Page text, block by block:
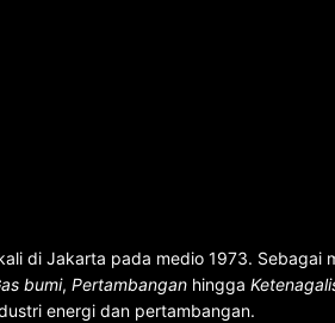
di Jakarta pada medio 1973. Sebagai
bumi, Pertambangan hingga
energi dan pertambangan.